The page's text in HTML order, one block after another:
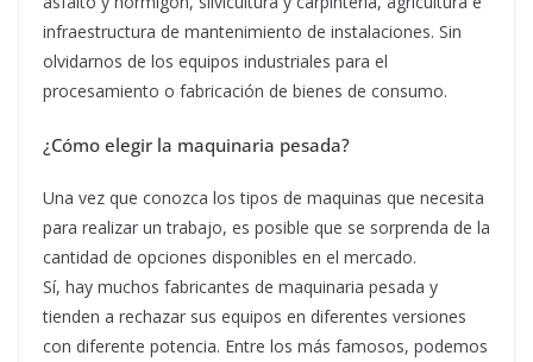
infraestructura de mantenimiento de instalaciones. Sin
olvidarnos de los equipos industriales para el
procesamiento o fabricación de bienes de consumo.
¿Cómo elegir la maquinaria pesada?
Una vez que conozca los tipos de maquinas que necesita
para realizar un trabajo, es posible que se sorprenda de la
cantidad de opciones disponibles en el mercado.
Sí, hay muchos fabricantes de maquinaria pesada y
tienden a rechazar sus equipos en diferentes versiones
con diferente potencia. Entre los más famosos, podemos